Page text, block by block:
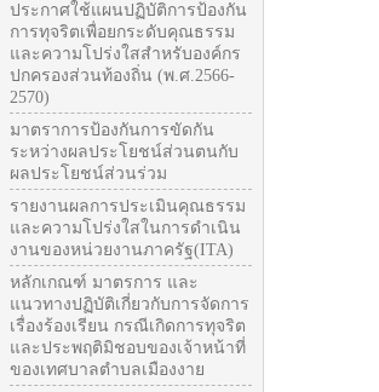
ประกาศใช้แผนปฏิบัติการป้องกัน
การทุจริตเพื่อยกระดับคุณธรรม
และความโปร่งใสสำหรับองค์กร
ปกครองส่วนท้องถิ่น (พ.ศ.2566-
2570)
มาตราการป้องกันการขัดกัน
ระหว่างผลประโยชน์ส่วนตนกับ
ผลประโยชน์ส่วนร่วม
รายงานผลการประเมินคุณธรรม
และความโปร่งใสในการดำเนิน
งานของหน่วยงานภาครัฐ(ITA)
หลักเกณฑ์ มาตรการ และ
แนวทางปฏิบัติเกี่ยวกับการจัดการ
เรื่องร้องเรียน กรณีเกิดการทุจริต
และประพฤติมิชอบของเจ้าหน้าที่
ของเทศบาลตำบลเมืองงาย